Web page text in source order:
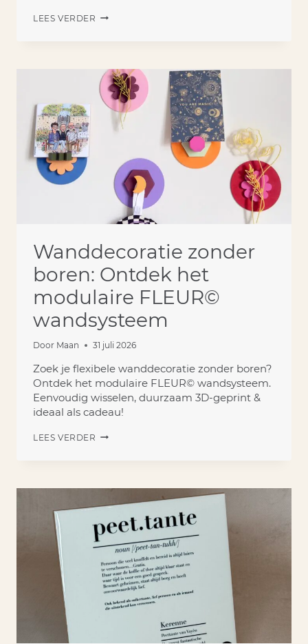
LEES VERDER GEZINSBEELDJES:
VERTALING
VAN
JOUW
FAMILIE
Wanddecoratie zonder
boren: Ontdek het
modulaire FLEUR©
wandsysteem
Door Maan 31 juli 2026
Zoek je flexibele wanddecoratie zonder boren?
Ontdek het modulaire FLEUR© wandsysteem.
Eenvoudig wisselen, duurzaam 3D-geprint &
ideaal als cadeau!
LEES VERDER WANDDECORATIE
MODULAIRE
WANDSYSTEEM